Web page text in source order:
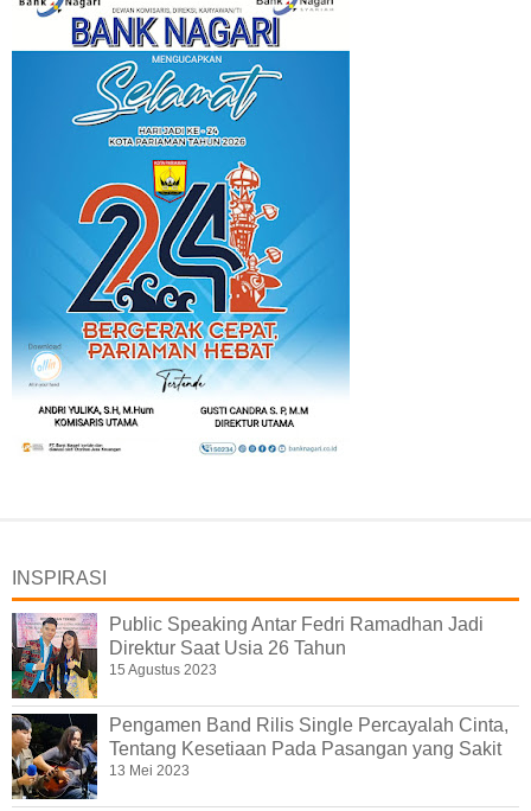
INSPIRASI
Public Speaking Antar Fedri Ramadhan Jadi
Direktur Saat Usia 26 Tahun
15 Agustus 2023
Pengamen Band Rilis Single Percayalah Cinta,
Tentang Kesetiaan Pada Pasangan yang Sakit
13 Mei 2023